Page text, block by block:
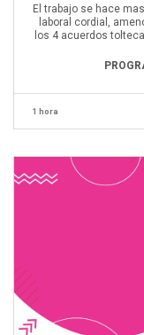
El trabajo se hace
laboral cordial,
los 4 acuerdos
1 hora